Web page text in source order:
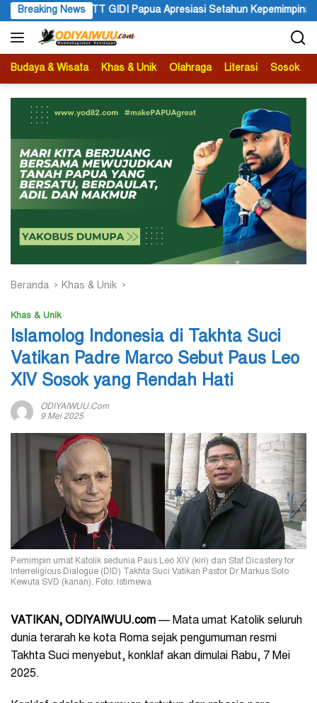
Langsung
ke
konten
Breaking News
Setahun Kepemimpinan Gubernur dan Wakil Gubernur Papua
Budaya & Wisata Khas & Unik Olahraga Literasi Sosok
Beranda Khas & Unik
Khas & Unik
Islamolog Indonesia di Takhta Suci
Vatikan Padre Marco Sebut Paus Leo
XIV Sosok yang Rendah Hati
ODIYAIWUU.com
9 Mei 2025
Pemimpin umat Katolik sedunia Paus Leo XIV (kiri) dan Staf Dicastery for
Interreligious Dialogue (DID) Takhta Suci Vatikan Pastor Dr Markus Solo
Kewuta SVD (kanan). Foto: Istimewa
VATIKAN, ODIYAIWUU.com — Mata umat Katolik seluruh
dunia terarah ke kota Roma sejak pengumuman resmi
Takhta Suci menyebut, konklaf akan dimulai Rabu, 7 Mei
2025.